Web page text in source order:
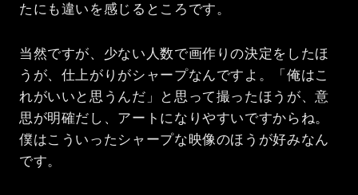
たにも違いを感じるところです。
当然ですが、少ない人数で画作りの決定をしたほ
うが、仕上がりがシャープなんですよ。「俺はこ
れがいいと思うんだ」と思って撮ったほうが、意
思が明確だし、アートになりやすいですからね。
僕はこういったシャープな映像のほうが好みなん
です。